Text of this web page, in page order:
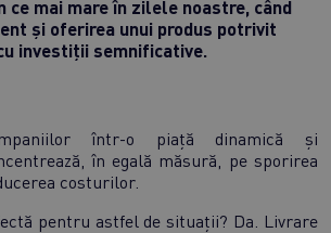
ce mai mare în zilele noastre, când
și oferirea unui produs potrivit
investiții semnificative.
într-o piață dinamică și
în egală măsură, pe sporirea
costurilor.
pentru astfel de situații? Da. Livrare